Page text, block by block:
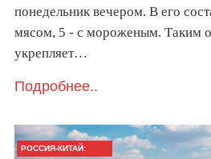
понедельник вечером. В его
мясом, 5 - с мороженым. Таким
укрепляет…
Подробнее..
РОССИЯ-КИТАЙ: